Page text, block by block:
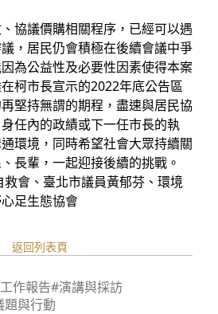
協議價購相關程序，已經可以遇
，居民仍會積極在後續會議中爭
為公益性及必要性因素使得本案
柯市長宣示的2022年底公告區
堅持無謂的期程，盡速與居民協
任內的政績或下一任市長的執
環境，同時希望社會大眾持續關
長輩，一起迎接後續的挑戰。
會、臺北市議員黃郁芬、環境
足生態協會
返回列表頁
作報告#演講與採訪
題與行動